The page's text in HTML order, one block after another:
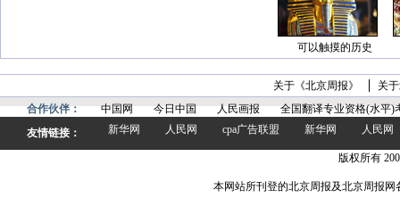
可以触摸的历史
关于《北京周报》
关
合作伙伴：
中国网 今日中国 人民画报
全国翻译专业资格(水平)
友情链接：
新华网 人民网 cpa广告联盟 新华网 人民网
版权所有
本网站所刊登的北京周报及北京周报